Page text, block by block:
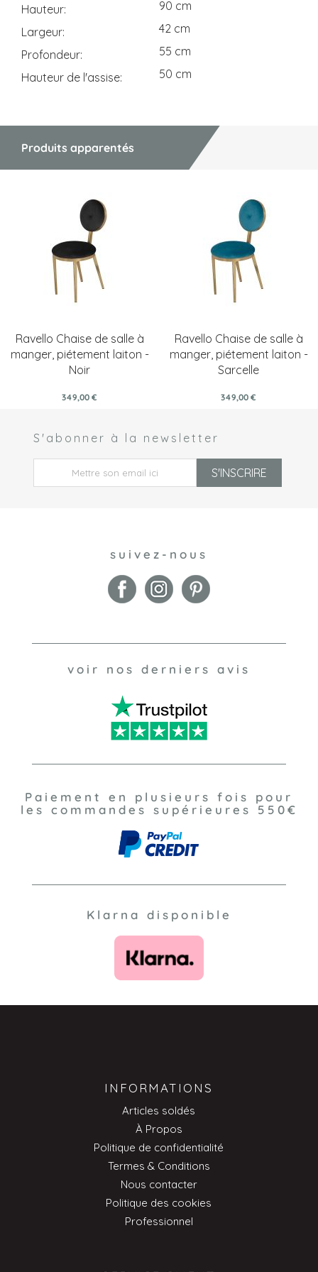
Hauteur
90 cm
Largeur
42 cm
Profondeur
55 cm
Hauteur de l'assise
50 cm
Produits apparentés
Ravello Chaise de salle à
manger, piétement laiton -
Noir
349,00 €
Ravello Chaise de salle à
manger, piétement laiton -
Sarcelle
349,00 €
S'abonner à la newsletter
S'INSCRIRE
suivez-nous
voir nos derniers avis
Paiement en plusieurs fois pour
les commandes supérieures 550€
Klarna disponible
INFORMATIONS
Articles soldés
À Propos
Politique de confidentialité
Termes & Conditions
Nous contacter
Politique des cookies
Professionnel